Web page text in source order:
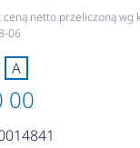
ceną netto przeliczoną wg
06
00
A